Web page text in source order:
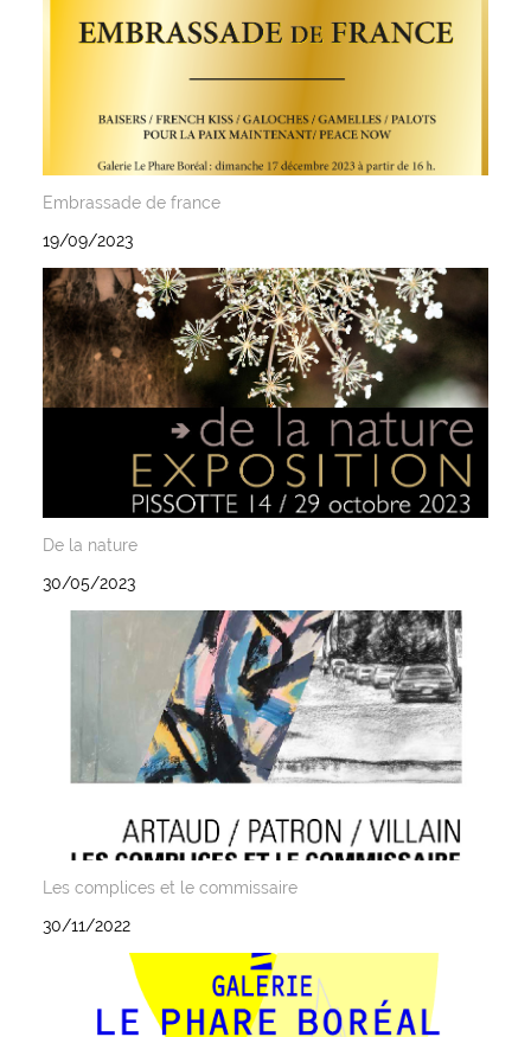
Embrassade de france
19/09/2023
De la nature
30/05/2023
Les complices et le commissaire
30/11/2022